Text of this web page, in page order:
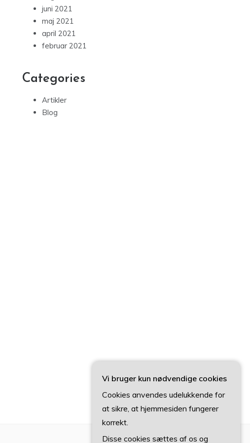
juni 2021
maj 2021
april 2021
februar 2021
Categories
Artikler
Blog
Vi bruger kun nødvendige cookies
Cookies anvendes udelukkende for
at sikre, at hjemmesiden fungerer
korrekt.
Disse cookies sættes af os og